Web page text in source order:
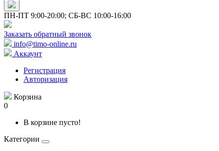
ПН-ПТ 9:00-20:00; СБ-ВС 10:00-16:00
Заказать обратный звонок
info@timo-online.ru
Аккаунт
Регистрация
Авторизация
Корзина
0
В корзине пусто!
Категории